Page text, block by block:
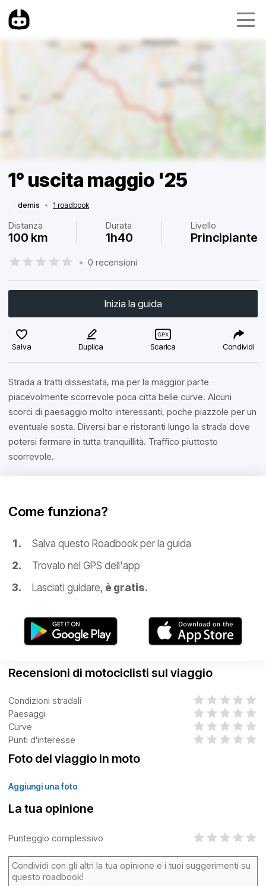
1° uscita maggio '25
demis • 1 roadbook
Distanza
100 km
Durata
1h40
Livello
Principiante
• 0 recensioni
Inizia la guida
Salva Duplica Scarica Condividi
Strada a tratti dissestata, ma per la maggior parte
piacevolmente scorrevole poca citta belle curve. Alcuni
scorci di paesaggio molto interessanti, poche piazzole per un
eventuale sosta. Diversi bar e ristoranti lungo la strada dove
potersi fermare in tutta tranquillità. Traffico piuttosto
scorrevole.
Come funziona?
Salva questo Roadbook per la guida
Trovalo nel GPS dell'app
Lasciati guidare, è gratis.
Recensioni di motociclisti sul viaggio
Condizioni stradali
Paesaggi
Curve
Punti d'interesse
Foto del viaggio in moto
Aggiungi una foto
La tua opinione
Punteggio complessivo